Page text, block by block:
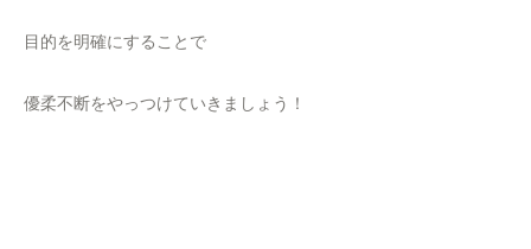
目的を明確にすることで
優柔不断をやっつけていきましょう！